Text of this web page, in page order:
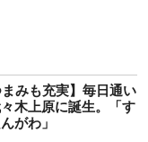
まみも充実】毎日通い
木上原に誕生。「す
がわ」